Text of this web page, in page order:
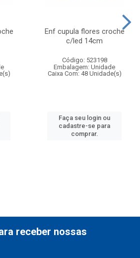
Enf cupula flores croche
c/led 14cm
Código: 523198
Embalagem: Unidade
Caixa Com: 48 Unidade(s)
Faça seu login ou
cadastre-se para
comprar.
receber nossas